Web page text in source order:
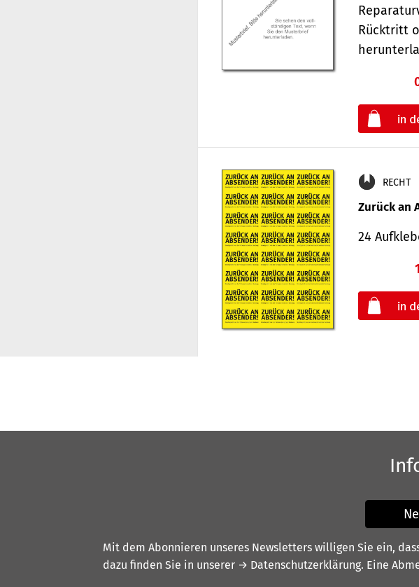
Rücktritt
RECHT
Zurück an
24
Mit dem Abonnieren unseres Newsletters willigen Sie ein,
dazu finden Sie in unserer → Datenschutzerklärung. Eine